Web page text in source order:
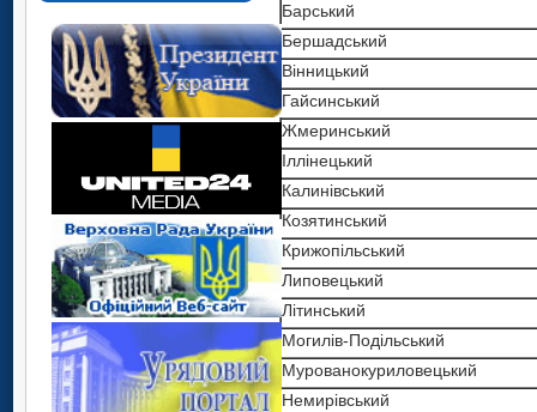
Барський
Бершадський
Вінницький
Гайсинський
Жмеринський
Іллінецький
Калинівський
Козятинський
Крижопільський
Липовецький
Літинський
Могилів-Подільський
Мурованокуриловецький
Немирівський